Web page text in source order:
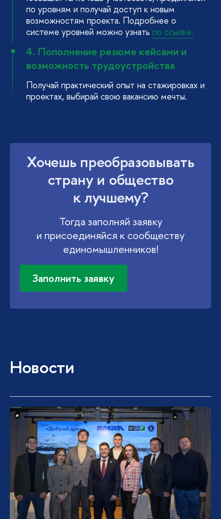
по уровням и получай доступ к новым
возможностям проекта. Подробнее о
системе уровней можно узнать по ссылке.
4. Пополнение резюме кейсами и
возможность трудоустройства
Получай практический опыт на стажировках и
проектах, выбирай свою вакансию мечты.
Хочешь преобразовывать
страну и общество
к лучшему?
Тогда заполняй заявку
и присоединяйся к сообществу
единомышленников!
Заполнить заявку
Новости